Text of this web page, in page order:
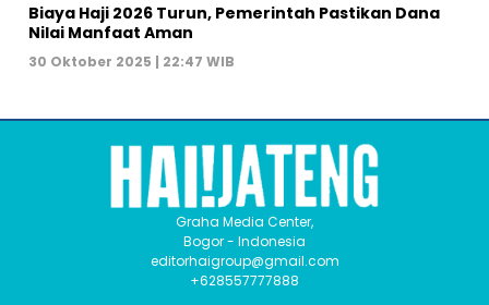
Biaya Haji 2026 Turun, Pemerintah Pastikan Dana
Nilai Manfaat Aman
30 Oktober 2025 | 22:47 WIB
Graha Media Center,
Bogor - Indonesia
editorhaigroup@gmail.com
+628557777888